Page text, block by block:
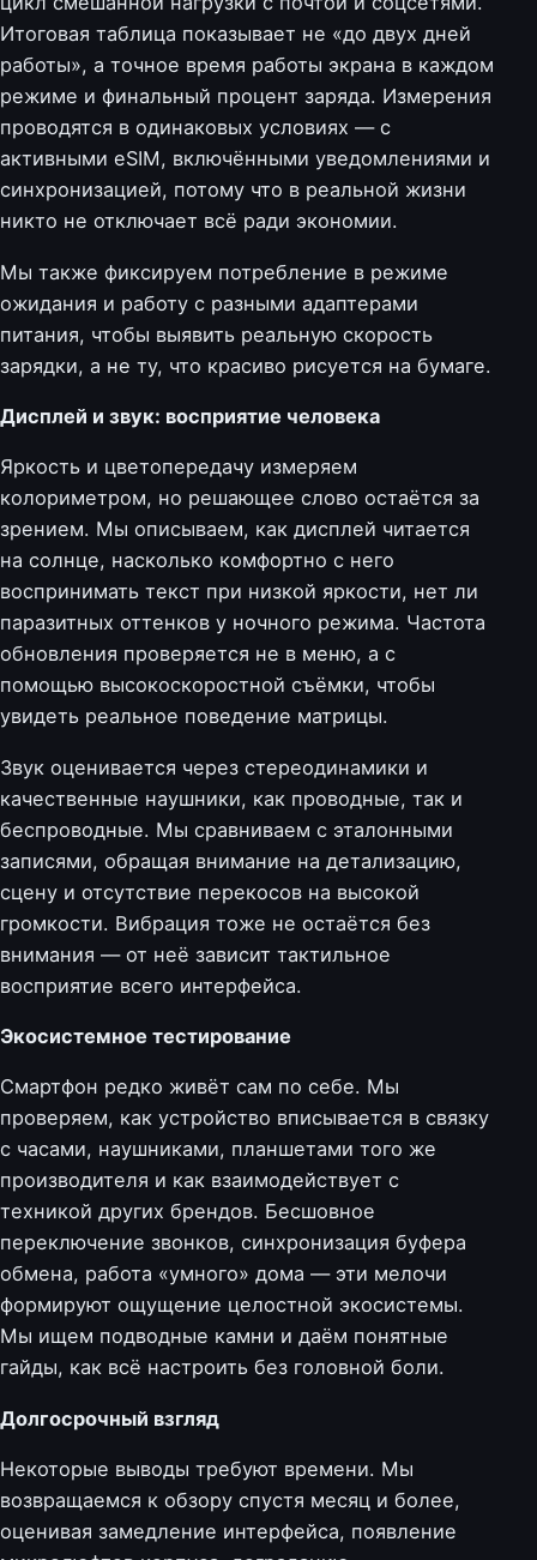
Итоговая таблица показывает не «до двух дней
работы», а точное время работы экрана в каждом
режиме и финальный процент заряда. Измерения
проводятся в одинаковых условиях — с
активными eSIM, включёнными уведомлениями и
синхронизацией, потому что в реальной жизни
никто не отключает всё ради экономии.
Мы также фиксируем потребление в режиме
ожидания и работу с разными адаптерами
питания, чтобы выявить реальную скорость
зарядки, а не ту, что красиво рисуется на бумаге.
Дисплей и звук: восприятие человека
Яркость и цветопередачу измеряем
колориметром, но решающее слово остаётся за
зрением. Мы описываем, как дисплей читается
на солнце, насколько комфортно с него
воспринимать текст при низкой яркости, нет ли
паразитных оттенков у ночного режима. Частота
обновления проверяется не в меню, а с
помощью высокоскоростной съёмки, чтобы
увидеть реальное поведение матрицы.
Звук оценивается через стереодинамики и
качественные наушники, как проводные, так и
беспроводные. Мы сравниваем с эталонными
записями, обращая внимание на детализацию,
сцену и отсутствие перекосов на высокой
громкости. Вибрация тоже не остаётся без
внимания — от неё зависит тактильное
восприятие всего интерфейса.
Экосистемное тестирование
Смартфон редко живёт сам по себе. Мы
проверяем, как устройство вписывается в связку
с часами, наушниками, планшетами того же
производителя и как взаимодействует с
техникой других брендов. Бесшовное
переключение звонков, синхронизация буфера
обмена, работа «умного» дома — эти мелочи
формируют ощущение целостной экосистемы.
Мы ищем подводные камни и даём понятные
гайды, как всё настроить без головной боли.
Долгосрочный взгляд
Некоторые выводы требуют времени. Мы
возвращаемся к обзору спустя месяц и более,
оценивая замедление интерфейса, появление